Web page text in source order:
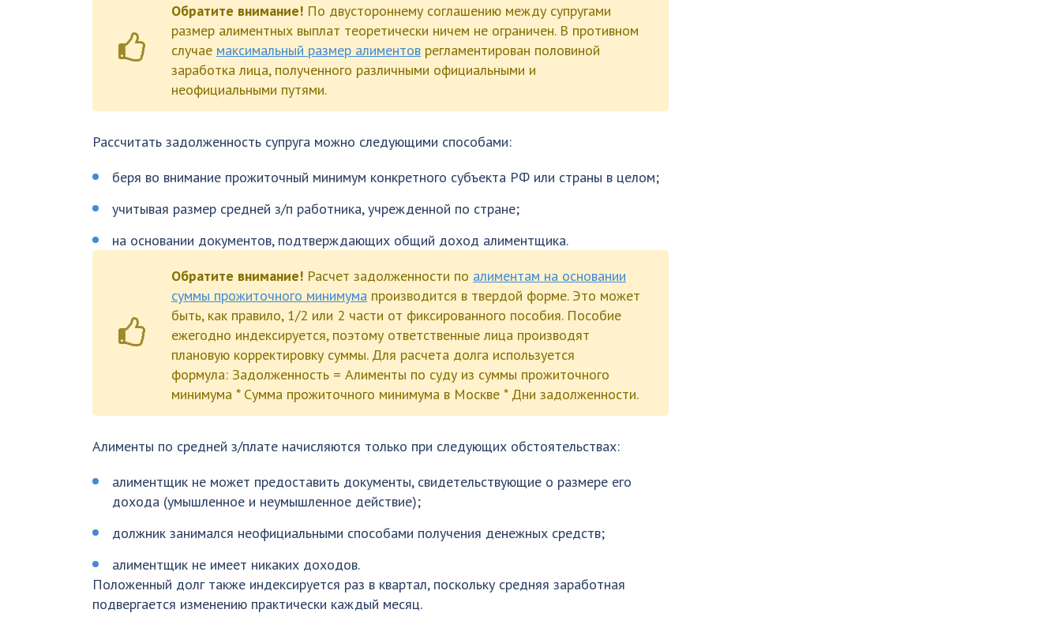
Обратите внимание! По двустороннему соглашению между супругами
размер алиментных выплат теоретически ничем не ограничен. В противном
случае максимальный размер алиментов регламентирован половиной
заработка лица, полученного различными официальными и
неофициальными путями.
Рассчитать задолженность супруга можно следующими способами:
беря во внимание прожиточный минимум конкретного субъекта РФ или страны в целом;
учитывая размер средней з/п работника, учрежденной по стране;
на основании документов, подтверждающих общий доход алиментщика.
Обратите внимание! Расчет задолженности по алиментам на основании
суммы прожиточного минимума производится в твердой форме. Это может
быть, как правило, 1/2 или 2 части от фиксированного пособия. Пособие
ежегодно индексируется, поэтому ответственные лица производят
плановую корректировку суммы. Для расчета долга используется
формула: Задолженность = Алименты по суду из суммы прожиточного
минимума * Сумма прожиточного минимума в Москве * Дни задолженности.
Алименты по средней з/плате начисляются только при следующих обстоятельствах:
алиментщик не может предоставить документы, свидетельствующие о размере его
дохода (умышленное и неумышленное действие);
должник занимался неофициальными способами получения денежных средств;
алиментщик не имеет никаких доходов.
Положенный долг также индексируется раз в квартал, поскольку средняя заработная
подвергается изменению практически каждый месяц.